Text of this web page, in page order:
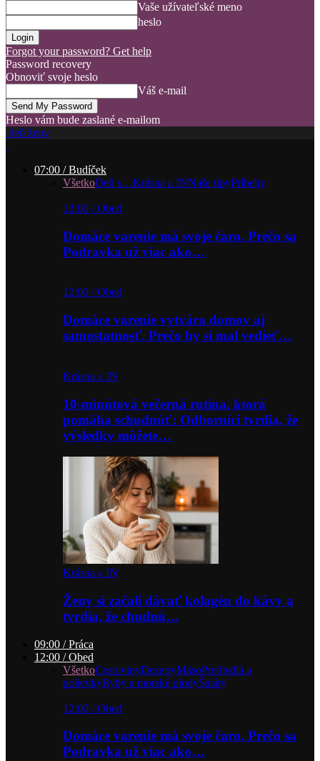
Vaše užívateľské meno
heslo
Forgot your password? Get help
Password recovery
Obnoviť svoje heslo
Váš e-mail
Heslo vám bude zaslané e-mailom
deň ženy
07:00 / Budíček
VšetkoDeň s…Krásna a INNaše tipyPríbehy
12:00 / Obed
Domáce varenie má svoje čaro. Prečo sa
Podravka už viac ako…
12:00 / Obed
Domáce varenie vytvára domov aj
samostatnosť. Prečo by si mal vedieť…
Krásna a IN
10-minútová večerná rutina, ktorá
pomáha schudnúť: Odborníci tvrdia, že
výsledky môžete…
Krásna a IN
Ženy si začali dávať kolagén do kávy a
tvrdia, že chudnú…
09:00 / Práca
12:00 / Obed
VšetkoCestovinyDezertyMäsoPredjedlá a
polievkyRyby a morské plodyŠaláty
12:00 / Obed
Domáce varenie má svoje čaro. Prečo sa
Podravka už viac ako…